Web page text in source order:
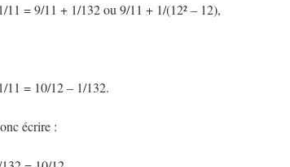
11 = 9/11 + 1/132 ou 9/11 + 1/(12² – 12),
11 = 10/12 – 1/132.
écrire :